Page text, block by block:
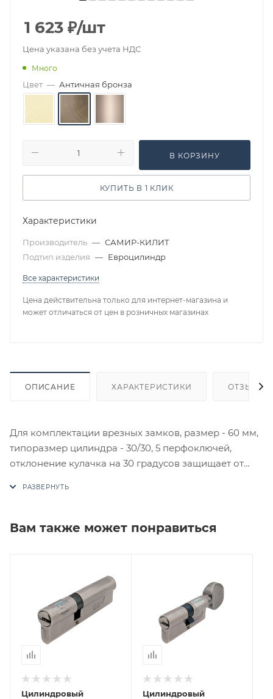
1 623 ₽/шт
Цена указана без учета НДС
Много
Цвет — Античная бронза
В КОРЗИНУ
КУПИТЬ В 1 КЛИК
Характеристики
Производитель — САМИР-КИЛИТ
Подтип изделия — Евроцилиндр
Все характеристики
Цена действительна только для интернет-магазина и
может отличаться от цен в розничных магазинах
ОПИСАНИЕ ХАРАКТЕРИСТИКИ ОТЗЫВЫ
Для комплектации врезных замков, размер - 60 мм,
типоразмер цилиндра - 30/30, 5 перфоключей,
отклонение кулачка на 30 градусов защищает от
в счете может быть предложен аналог на
окончательными. После оформления заказа
приходит письмо только для подтверждения, что
заказ был получен.
Конечная цена будет отображена в высланном
счете после проверки товара на наличие на складе.
Фактом подтверждения покупки будет считаться
оплата выставленного счета.
Вам также может понравиться
Цилиндровый
Цилиндровый